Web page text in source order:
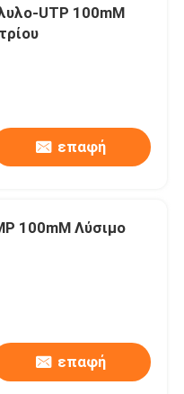
UTP 100mM
επαφή
100mM Λύσιμο
επαφή